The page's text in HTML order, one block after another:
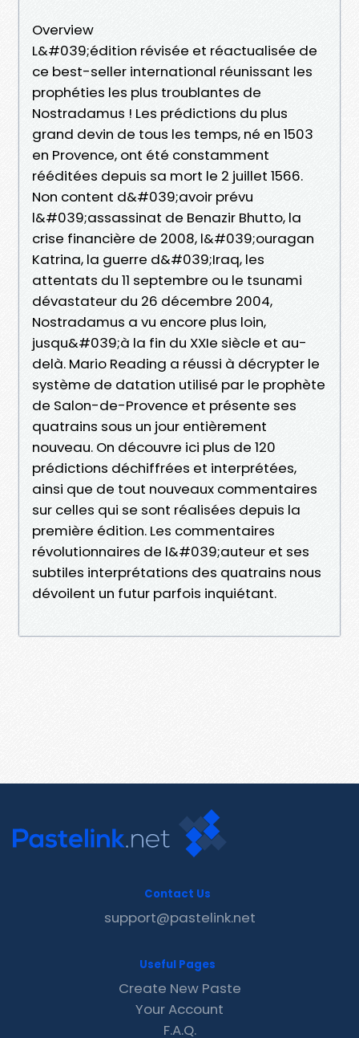
Overview
L&#039;édition révisée et réactualisée de
ce best-seller international réunissant les
prophéties les plus troublantes de
Nostradamus ! Les prédictions du plus
grand devin de tous les temps, né en 1503
en Provence, ont été constamment
rééditées depuis sa mort le 2 juillet 1566.
Non content d&#039;avoir prévu
l&#039;assassinat de Benazir Bhutto, la
crise financière de 2008, l&#039;ouragan
Katrina, la guerre d&#039;Iraq, les
attentats du 11 septembre ou le tsunami
dévastateur du 26 décembre 2004,
Nostradamus a vu encore plus loin,
jusqu&#039;à la fin du XXIe siècle et au-
delà. Mario Reading a réussi à décrypter le
système de datation utilisé par le prophète
de Salon-de-Provence et présente ses
quatrains sous un jour entièrement
nouveau. On découvre ici plus de 120
prédictions déchiffrées et interprétées,
ainsi que de tout nouveaux commentaires
sur celles qui se sont réalisées depuis la
première édition. Les commentaires
révolutionnaires de l&#039;auteur et ses
subtiles interprétations des quatrains nous
dévoilent un futur parfois inquiétant.
Contact Us
support@pastelink.net
Useful Pages
Create New Paste
Your Account
F.A.Q.